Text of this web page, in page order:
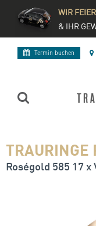
WIR
& IHR
Termin buchen
TRAURINGE
Roségold 585 17